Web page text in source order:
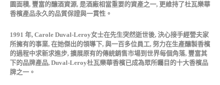
園面積, 豐富的釀酒資源, 是酒廠相當重要的資產之一, 更維持了杜瓦樂華
香檳產品永久的品質保證與一貫性。
1991 年, Carole Duval-Leroy女士在先生突然逝世後, 決心接手經營夫家
所擁有的事業, 在她傑出的領導下, 與一百多位員工, 努力在生產釀製香檳
的過程中求新求進步, 擴展原有的傳統銷售市場到世界每個角落, 豐富其
下的品牌產品, Duval-Leroy杜瓦樂華香檳已成為眾所矚目的十大香檳品
牌之一。